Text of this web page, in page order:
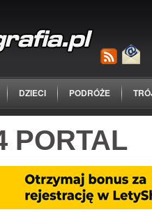
DZIECI PODRÓŻE
PORTAL